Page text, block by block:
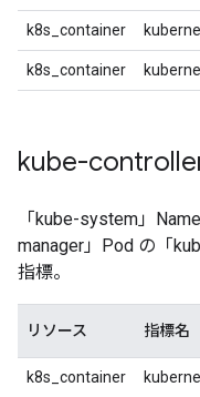
k8s_container
k8s_container
kube-
「kube-system」
manager」Pod の「
指標。
リソース 指標名
k8s_container